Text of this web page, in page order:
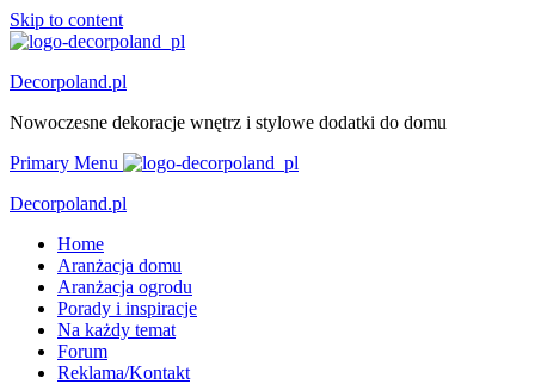
Skip to content
Decorpoland.pl
Nowoczesne dekoracje wnętrz i stylowe dodatki do domu
Primary Menu
Decorpoland.pl
Home
Aranżacja domu
Aranżacja ogrodu
Porady i inspiracje
Na każdy temat
Forum
Reklama/Kontakt